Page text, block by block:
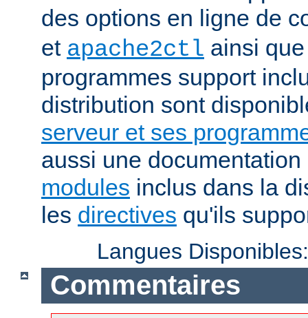
des options en ligne de
et apache2ctl ainsi
programmes support
distribution sont
serveur et ses
aussi une
modules inclus dans la
les directives qu'ils
Langues
Commentaires